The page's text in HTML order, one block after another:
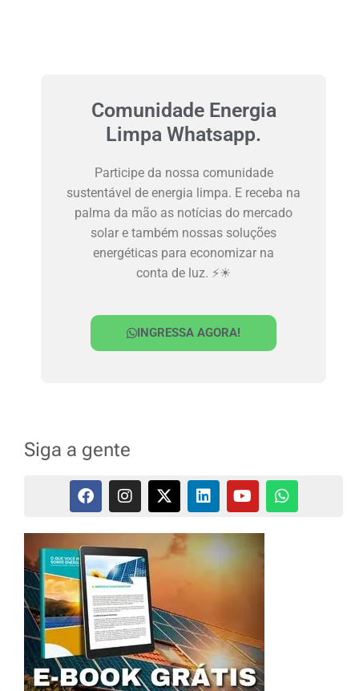
Comunidade Energia
Limpa Whatsapp.
Participe da nossa comunidade
sustentável de energia limpa. E receba na
palma da mão as notícias do mercado
solar e também nossas soluções
energéticas para economizar na
conta de luz. ⚡☀
INGRESSA AGORA!
Siga a gente